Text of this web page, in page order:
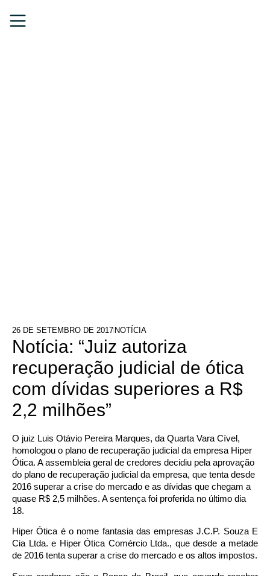
26 DE SETEMBRO DE 2017 NOTÍCIA
Notícia: “Juiz autoriza
recuperação judicial de ótica
com dívidas superiores a R$
2,2 milhões”
O juiz Luis Otávio Pereira Marques, da Quarta Vara Cível,
homologou o plano de recuperação judicial da empresa Hiper
Ótica. A assembleia geral de credores decidiu pela aprovação
do plano de recuperação judicial da empresa, que tenta desde
2016 superar a crise do mercado e as dívidas que chegam a
quase R$ 2,5 milhões. A sentença foi proferida no último dia
18.
Hiper Ótica é o nome fantasia das empresas J.C.P. Souza E
Cia Ltda. e Hiper Ótica Comércio Ltda., que desde a metade
de 2016 tenta superar a crise do mercado e os altos impostos.